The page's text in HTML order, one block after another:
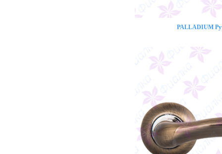
PALLADIUM